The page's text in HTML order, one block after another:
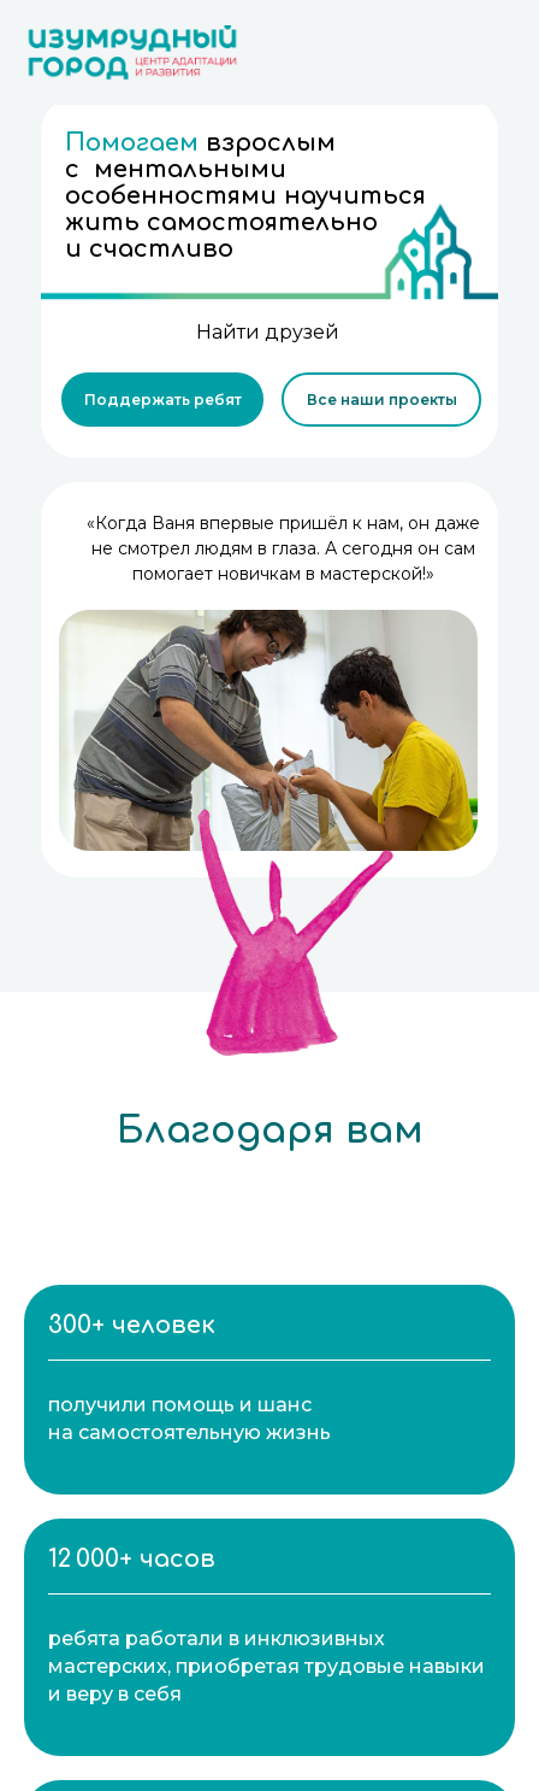
«Когда Ваня впервые пришёл к нам, он даже
не смотрел людям в глаза. А сегодня он сам
помогает новичкам в мастерской!»
Получ|
Помогаем взрослым
с ментальными
особенностями научиться
жить самостоятельно
и счастливо
Все наши проекты
Поддержать ребят
Благодаря вам
300+ человек
получили помощь и шанс
на самостоятельную жизнь
12 000+ часов
ребята работали в инклюзивных
мастерских, приобретая трудовые навыки
и веру в себя